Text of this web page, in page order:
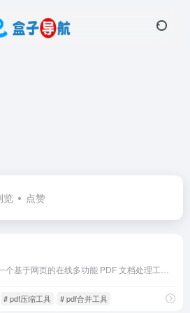
览 点赞
# pdf压缩工具 # pdf合并工具